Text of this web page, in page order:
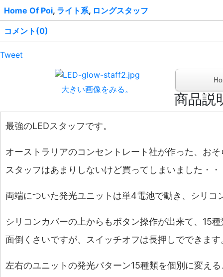
Home Of Poi, ライト系, ロングスタッフ
コメント(0)
Tweet
大きい画像をみる。
商品説
最強のLEDスタッフです。
オーストラリアのコンセントレート社が作った、お
スタッフはあまりしないけど買ってしまいました・・
両端についた発光ユニットは単4電池で動き、シリ
シリコンカバーの上からもボタン操作が出来て、15
面倒くさいですが、スイッチオフは長押しでできます
左右のユニットの発光パターン15種類を個別に変え